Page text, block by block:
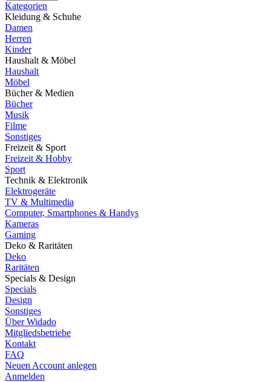
Kategorien
Kleidung & Schuhe
Damen
Herren
Kinder
Haushalt & Möbel
Haushalt
Möbel
Bücher & Medien
Bücher
Musik
Filme
Sonstiges
Freizeit & Sport
Freizeit & Hobby
Sport
Technik & Elektronik
Elektrogeräte
TV & Multimedia
Computer, Smartphones & Handys
Kameras
Gaming
Deko & Raritäten
Deko
Raritäten
Specials & Design
Specials
Design
Sonstiges
Über Widado
Mitgliedsbetriebe
Kontakt
FAQ
Neuen Account anlegen
Anmelden